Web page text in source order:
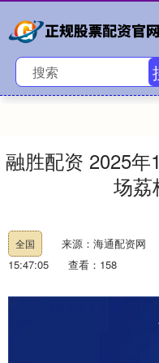
融胜配资 2025
场荔
全国 来源：海通配资网
15:47:05
查看：158